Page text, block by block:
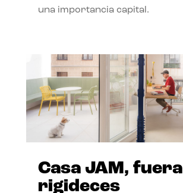
una importancia capital.
Casa JAM, fuera
rigideces